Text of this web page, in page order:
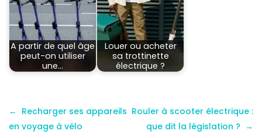
A partir de quel âge
peut-on utiliser
une…
Louer ou acheter
sa trottinette
électrique ?
Recharger ses appareils
en voyage à vélo
Rouler à scooter électrique :
que dit la législation ?